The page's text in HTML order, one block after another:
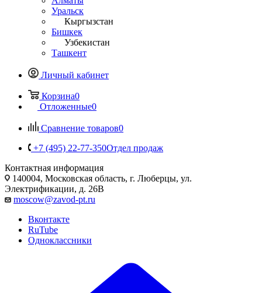
Уральск
Кыргызстан
Бишкек
Узбекистан
Ташкент
Личный кабинет
Корзина0
Отложенные0
Сравнение товаров0
+7 (495) 22-77-350Отдел продаж
Контактная информация
140004, Московская область, г. Люберцы, ул.
Электрификации, д. 26В
moscow@zavod-pt.ru
Вконтакте
RuTube
Одноклассники